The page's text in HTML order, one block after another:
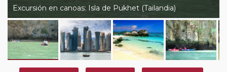
Excursión en canoas: Isla de Pukhet (Tailandia)